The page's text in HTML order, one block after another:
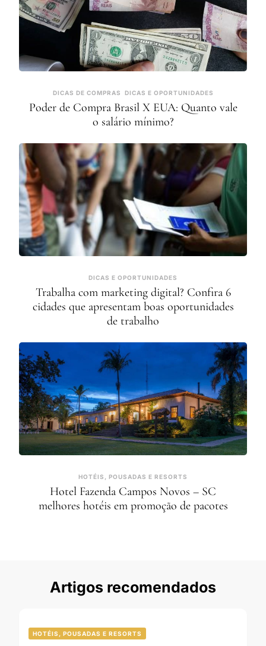
DICAS DE COMPRAS DICAS E OPORTUNIDADES
Poder de Compra Brasil X EUA: Quanto vale
o salário mínimo?
DICAS E OPORTUNIDADES
Trabalha com marketing digital? Confira 6
cidades que apresentam boas oportunidades
de trabalho
HOTÉIS, POUSADAS E RESORTS
Hotel Fazenda Campos Novos – SC
melhores hotéis em promoção de pacotes
Artigos recomendados
HOTÉIS, POUSADAS E RESORTS